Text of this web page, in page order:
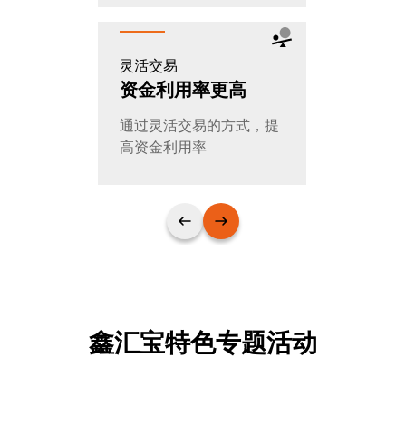
灵活交易
资金利用率更高
通过灵活交易的方式，提
高资金利用率
鑫汇宝特色专题活动